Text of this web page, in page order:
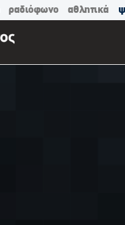
ραδιόφωνο αθλητικά